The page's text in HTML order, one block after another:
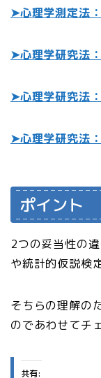
➤心理学測定法
➤心理学研究法
➤心理学研究法
➤心理学研究法
ポイント
2つの妥当性の
や統計的仮説検
そちらの理解の
のであわせてチ
共有: